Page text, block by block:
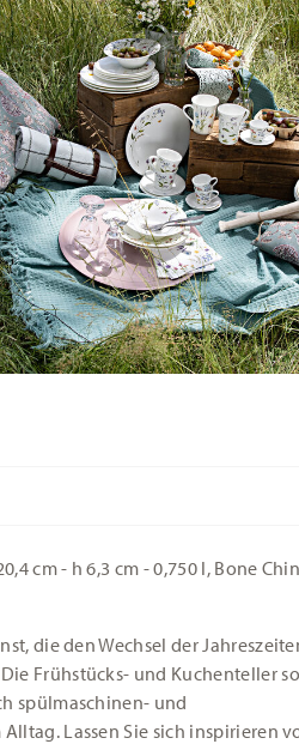
cm - h 6,3 cm - 0,750 l, Bone
die den Wechsel der
Frühstücks- und Kuchenteller
spülmaschinen- und
Lassen Sie sich inspirieren